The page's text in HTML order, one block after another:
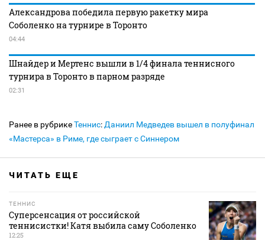
Александрова победила первую ракетку мира
Соболенко на турнире в Торонто
04:44
Шнайдер и Мертенс вышли в 1/4 финала теннисного
турнира в Торонто в парном разряде
02:31
Ранее в рубрикеТеннис: Даниил Медведев вышел в полуфинал
«Мастерса» в Риме, где сыграет с Синнером
ЧИТАТЬ ЕЩЕ
ТЕННИС
Суперсенсация от российской
теннисистки! Катя выбила саму Соболенко
12:25